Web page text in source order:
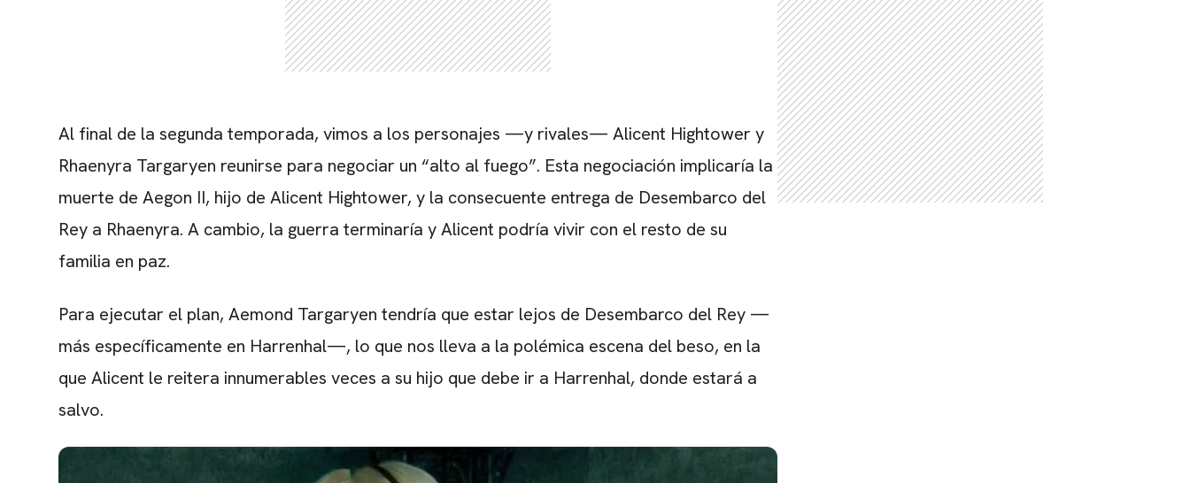
Al final de la segunda temporada, vimos a los personajes —y rivales— Alicent Hightower y
Rhaenyra Targaryen reunirse para negociar un “alto al fuego”. Esta negociación implicaría la
muerte de Aegon II, hijo de Alicent Hightower, y la consecuente entrega de Desembarco del
Rey a Rhaenyra. A cambio, la guerra terminaría y Alicent podría vivir con el resto de su
familia en paz.
Para ejecutar el plan, Aemond Targaryen tendría que estar lejos de Desembarco del Rey —
más específicamente en Harrenhal—, lo que nos lleva a la polémica escena del beso, en la
que Alicent le reitera innumerables veces a su hijo que debe ir a Harrenhal, donde estará a
salvo.
CARREGANDO PUBLICIDADE